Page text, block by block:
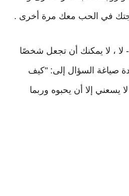
في الحب معك مرة أخرى .
لا ، لا يمكنك أن تجعل شخصًا
صياغة السؤال إلى: "كيف
إلا أن يحبوه وربما